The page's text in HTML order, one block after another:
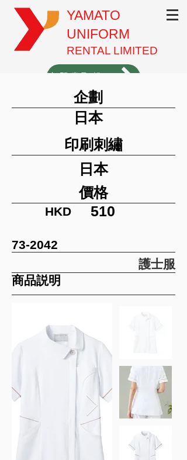
YAMATO
UNIFORM
RENTAL LIMITED
立即索取報價（1分鐘填表）
3620-3701
企劃
日本
印刷刺繡
日本
價格
HKD 510
73-2042
護士服
​商品説明